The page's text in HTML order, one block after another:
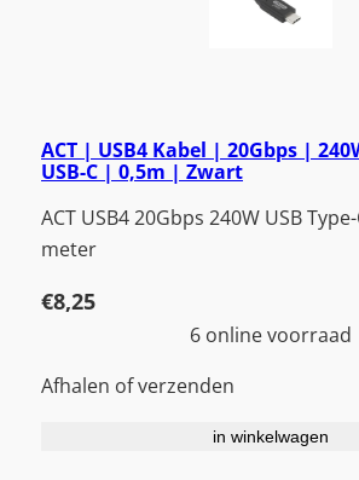
ACT | USB4 Kabel | 20Gbps |
USB-C | 0,5m | Zwart
ACT USB4 20Gbps 240W USB
meter
€8,25
6 online voorraad
Afhalen of verzenden
in winkelwagen